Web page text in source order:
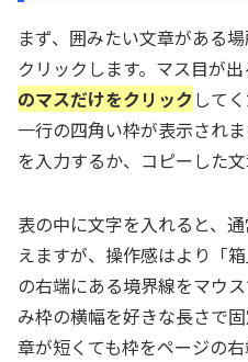
まず、囲みたい文章がある
クリックします。マス目が
のマスだけをクリックして
一行の四角い枠が表示され
を入力するか、コピーした
表の中に文字を入れると、
えますが、操作感はより「
の右端にある境界線をマウ
み枠の横幅を好きな長さで
章が短くても枠をページの